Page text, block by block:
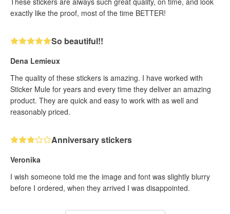
exactly like the proof, most of the time BETTER!
So beautiful!!
Dena Lemieux
The quality of these stickers is amazing. I have worked with
Sticker Mule for years and every time they deliver an amazing
product. They are quick and easy to work with as well and
reasonably priced.
Anniversary stickers
Veronika
I wish someone told me the image and font was slightly blurry
before I ordered, when they arrived I was disappointed.